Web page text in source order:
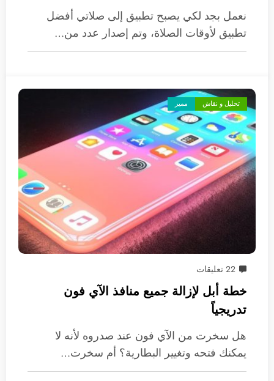
نعمل بجد لكي يصبح تطبيق إلى صلاتي أفضل
تطبيق لأوقات الصلاة، وتم إصدار عدد من…
تحليل و نقاش مميز
22 تعليقات
خطة أبل لإزالة جميع منافذ الآي فون
تدريجياً
هل سخرت من الآي فون عند صدروه لأنه لا
يمكنك فتحه وتغيير البطارية؟ أم سخرت…